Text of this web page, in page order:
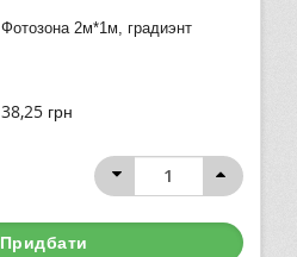
Фотозона 2м*1м, градиэнт
38,25 грн
Придбати